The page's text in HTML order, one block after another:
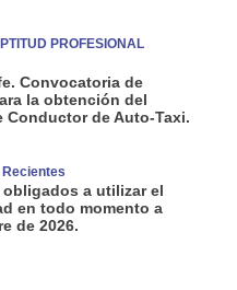
PROFESIONAL
Convocatoria de
la obtención del
Conductor de Auto-Taxi.
Recientes
a utilizar el
en todo momento a
de 2026.